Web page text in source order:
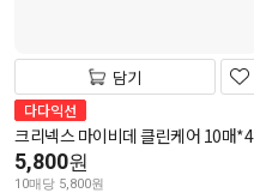
담기
다다익선
크리넥스 마이비데 클린케어 10매*4
5,800원
10매당 5,800원